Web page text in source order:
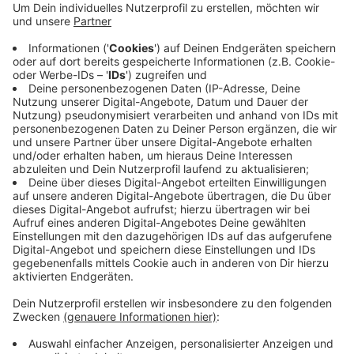
sollen. Unter anderem wollen die Wuppertaler
für Kräfte wirken. Außerdem sollen sogenannte
"Geisterteilchen-Neutrinos" erforscht werden,
daraus erhoffen die Wissenschaftler sich
Erkenntnisse über die Abläufe bei der Entstehung
des Universums.
Veröffentlicht:Donnerstag, 09.07.2020 14:51
Anzeige
Anzeige